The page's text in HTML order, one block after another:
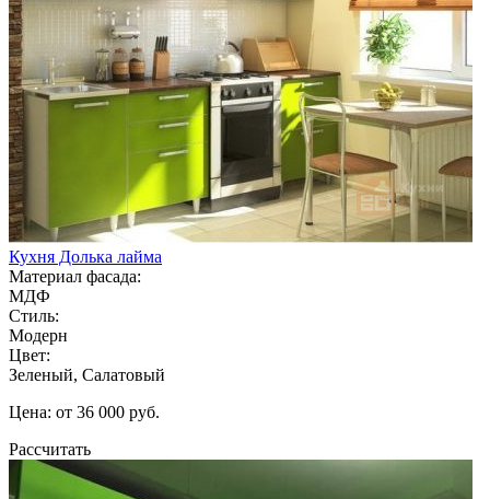
Кухня Долька лайма
Материал фасада:
МДФ
Стиль:
Модерн
Цвет:
Зеленый, Салатовый
Цена: от 36 000 руб.
Рассчитать